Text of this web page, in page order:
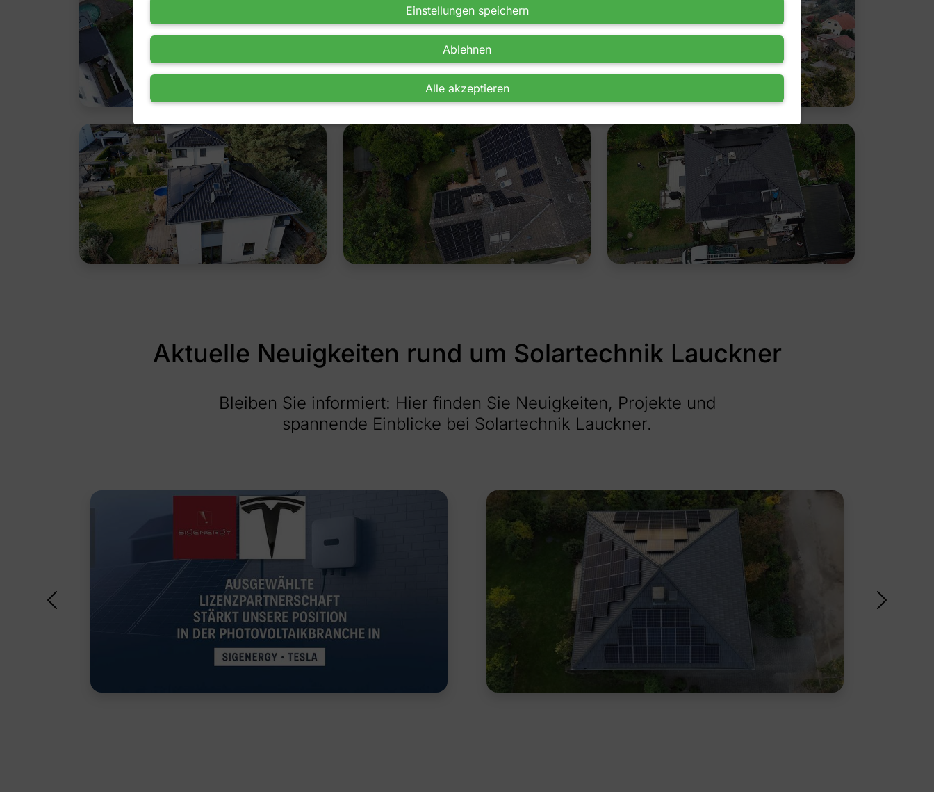
Aktuelle Neuigkeiten rund um Solartechnik Lauckner
Bleiben Sie informiert: Hier finden Sie Neuigkeiten, Projekte und
spannende Einblicke bei Solartechnik Lauckner.
17.01.2025
Im Rahmen der Installation und Optimierung von
Photovoltaikanlagen gibt es zahlreiche Fördermöglichkeiten,
die Ihnen dabei helfen können, die Kosten…
Um Ihnen einen schnellen Überblick über die typischen
Komponenten einer Solaranlage zu bieten, haben wir ein
vereinfachtes Schaubild erstellt. Es…
Previous Next
Ablehnen
Einstellungen speichern
Alle akzeptieren